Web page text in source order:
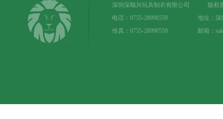
深圳深顺兴玩具制衣有限公司 版权
电话：0755-28990559 地址：深圳市
传真：0755-28990559 邮箱：